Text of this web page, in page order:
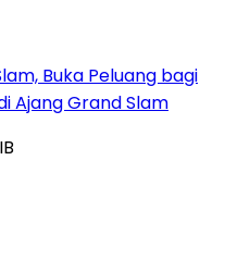
Buka Peluang bagi
Ajang Grand Slam